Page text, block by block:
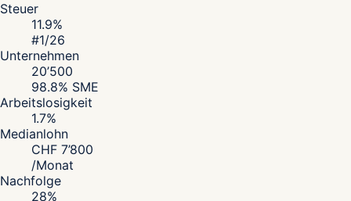
Steuer
11.9%
#1/26
Unternehmen
20’500
98.8% SME
Arbeitslosigkeit
1.7%
Medianlohn
CHF 7’800
/Monat
Nachfolge
28%